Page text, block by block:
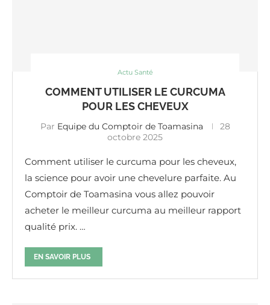
Actu Santé
COMMENT UTILISER LE CURCUMA
POUR LES CHEVEUX
Par Equipe du Comptoir de Toamasina
28
octobre 2025
Comment utiliser le curcuma pour les cheveux,
la science pour avoir une chevelure parfaite. Au
Comptoir de Toamasina vous allez pouvoir
acheter le meilleur curcuma au meilleur rapport
qualité prix. …
EN SAVOIR PLUS